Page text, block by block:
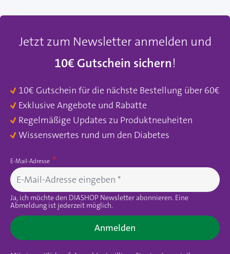
Jetzt zum Newsletter anmelden und
10€ Gutschein sichern!
10€ Gutschein für die nächste Bestellung über 60€
Exklusive Angebote und Rabatte
Regelmäßige Updates zu Produktneuheiten
Wissenswertes rund um den Diabetes
E-Mail-Adresse
Ja, ich möchte den DIASHOP Newsletter abonnieren. Eine
Abmeldung ist jederzeit möglich.
Anmelden